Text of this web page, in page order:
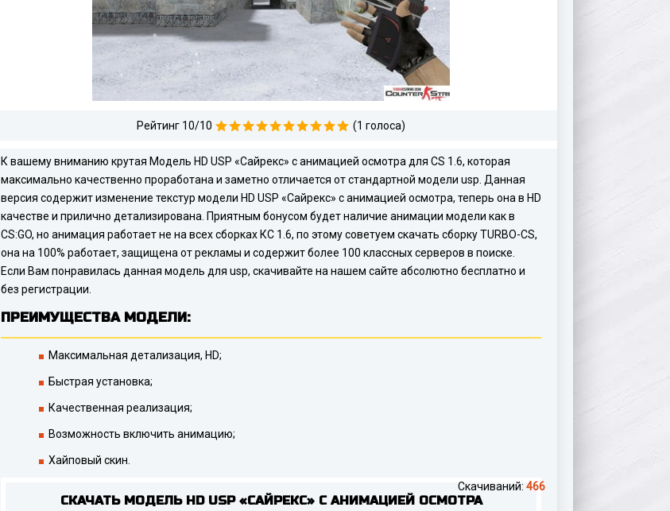
Рейтинг 10/10 (1 голоса)
К вашему вниманию крутая Модель HD USP «Сайрекс» с анимацией осмотра для CS 1.6, которая
максимально качественно проработана и заметно отличается от стандартной модели usp. Данная
версия содержит изменение текстур модели HD USP «Сайрекс» с анимацией осмотра, теперь она в HD
качестве и прилично детализирована. Приятным бонусом будет наличие анимации модели как в
CS:GO, но анимация работает не на всех сборках КС 1.6, по этому советуем скачать сборку TURBO-CS,
она на 100% работает, защищена от рекламы и содержит более 100 классных серверов в поиске.
Если Вам понравилась данная модель для usp, скачивайте на нашем сайте абсолютно бесплатно и
без регистрации.
ПРЕИМУЩЕСТВА МОДЕЛИ:
Максимальная детализация, HD;
Быстрая установка;
Качественная реализация;
Возможность включить анимацию;
Хайповый скин.
Скачиваний: 466
СКАЧАТЬ МОДЕЛЬ HD USP «САЙРЕКС» С АНИМАЦИЕЙ ОСМОТРА